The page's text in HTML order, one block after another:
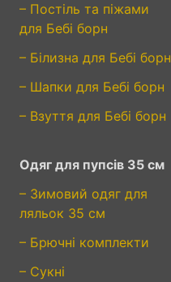
– Постіль та піжами
для Бебі борн
– Білизна для Бебі борн
– Шапки для Бебі борн
– Взуття для Бебі борн
Одяг для пупсів 35 см
– Зимовий одяг для
ляльок 35 см
– Брючні комплекти
– Сукні